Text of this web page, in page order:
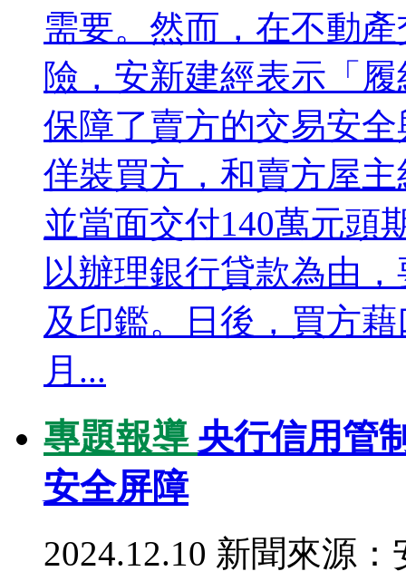
需要。然而，在不動
險，安新建經表示「
保障了賣方的交易安
佯裝買方，和賣方屋
並當面交付140萬元頭
以辦理銀行貸款為由
及印鑑。日後，買方
月...
專題報導 央行信用管
安全屏障
2024.12.10 新聞來源：